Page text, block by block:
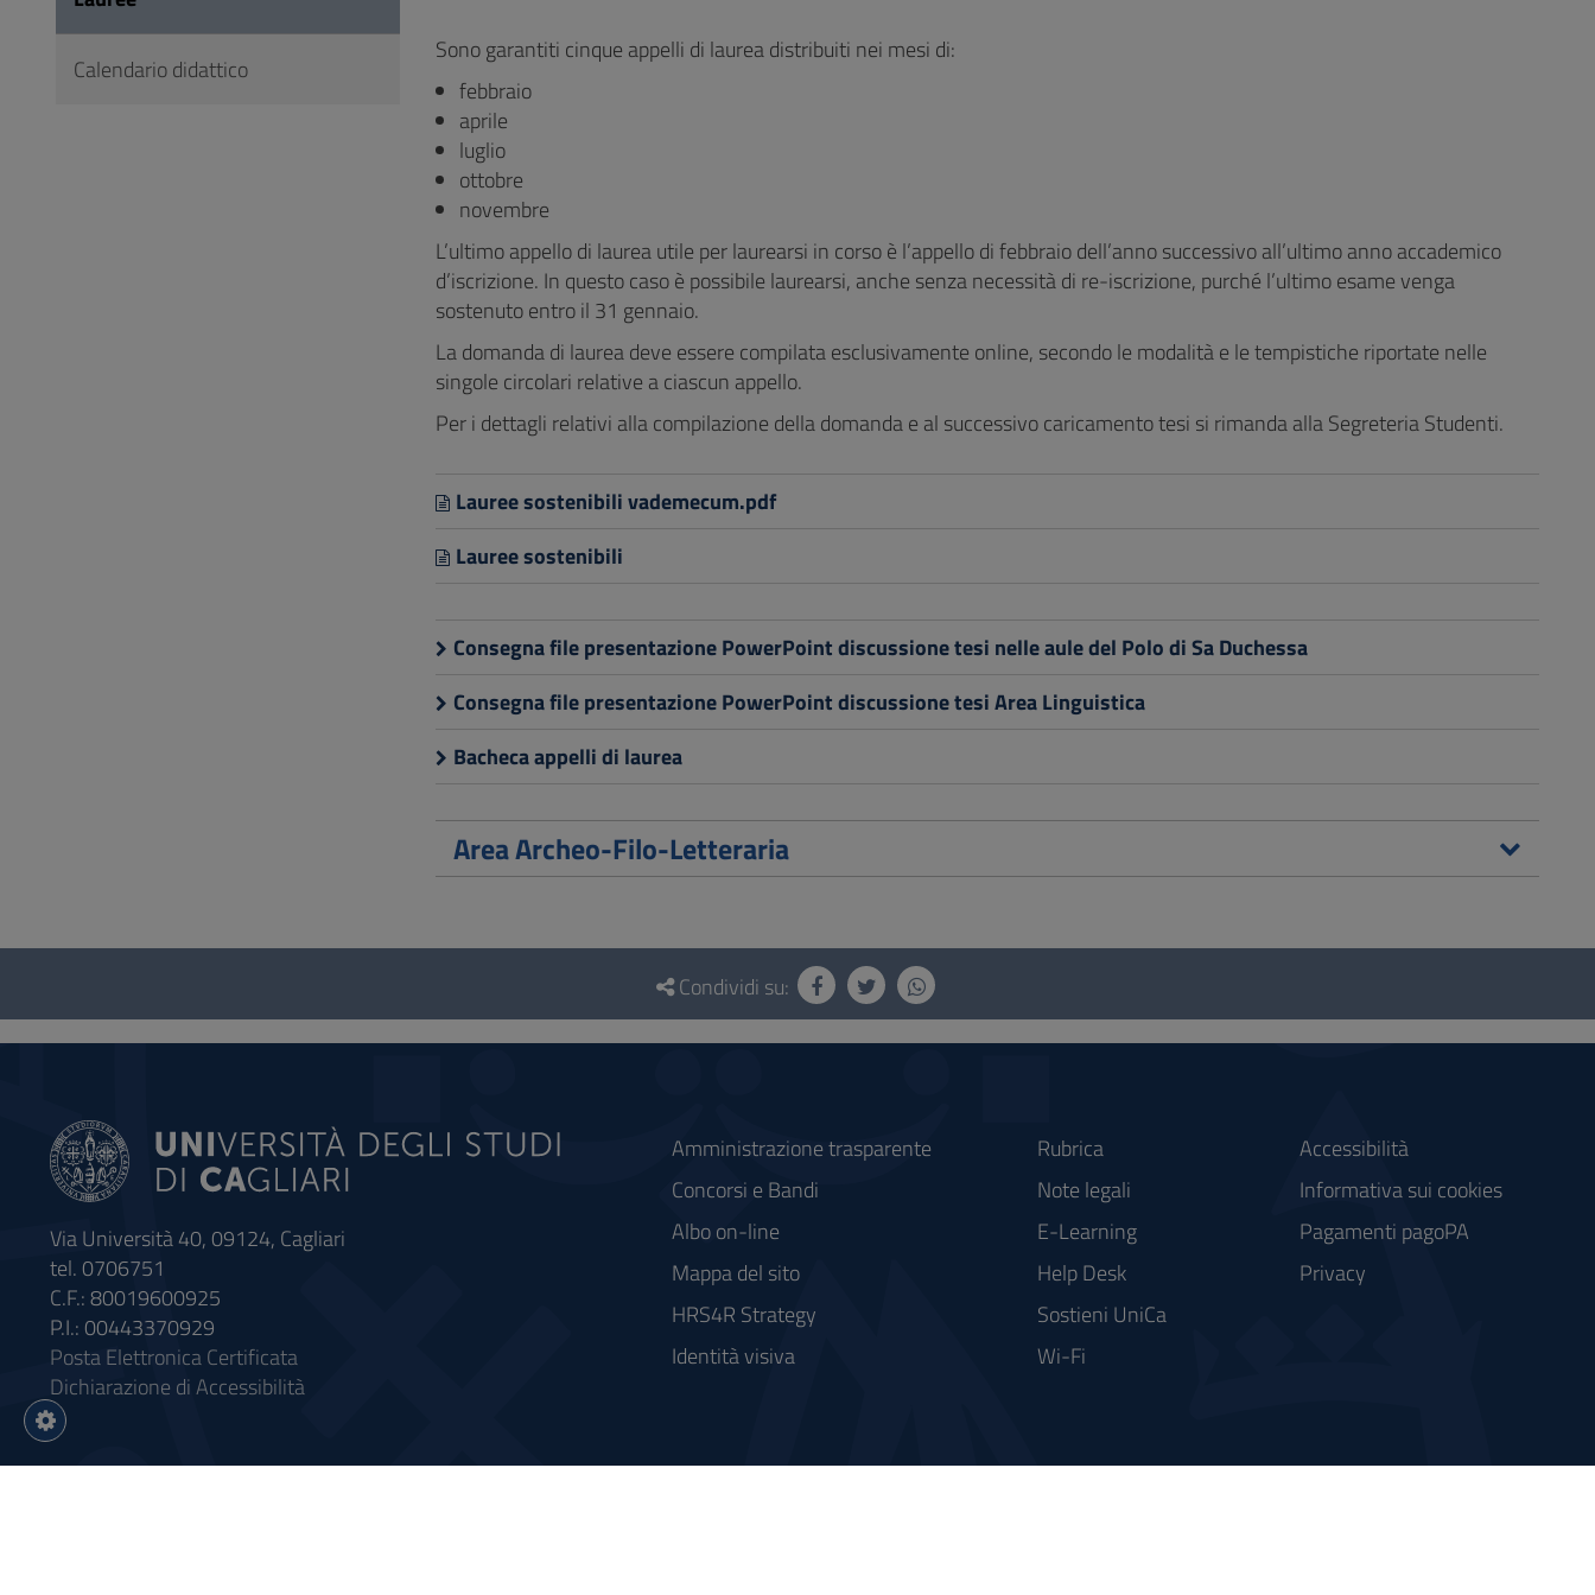
Footer
Sono garantiti cinque appelli di laurea distribuiti nei mesi di:
febbraio
aprile
luglio
ottobre
novembre
L’ultimo appello di laurea utile per laurearsi in corso è l’appello di febbraio dell’anno successivo all’ultimo anno accademico
d’iscrizione. In questo caso è possibile laurearsi, anche senza necessità di re-iscrizione, purché l’ultimo esame venga
sostenuto entro il 31 gennaio.
La domanda di laurea deve essere compilata esclusivamente online, secondo le modalità e le tempistiche riportate nelle
singole circolari relative a ciascun appello.
Per i dettagli relativi alla compilazione della domanda e al successivo caricamento tesi si rimanda alla Segreteria Studenti.
Lauree sostenibili vademecum.pdf
Lauree sostenibili
Consegna file presentazione PowerPoint discussione tesi nelle aule del Polo di Sa Duchessa
Consegna file presentazione PowerPoint discussione tesi Area Linguistica
Bacheca appelli di laurea
Area Archeo-Filo-Letteraria
Calendario didattico
Questionario
social
Condividi su:
Via Università 40, 09124, Cagliari
tel. 0706751
C.F.: 80019600925
P.I.: 00443370929
Posta Elettronica Certificata
Dichiarazione di Accessibilità
Amministrazione trasparente
Concorsi e Bandi
Albo on-line
Mappa del sito
HRS4R Strategy
Identità visiva
Rubrica
Note legali
E-Learning
Help Desk
Sostieni UniCa
Wi-Fi
Accessibilità
Informativa sui cookies
Pagamenti pagoPA
Privacy
Impostazioni
cookie